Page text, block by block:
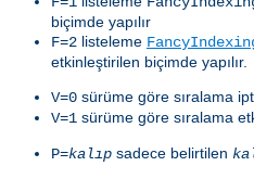
biçimde yapılır
F=2 listeleme
etkinleştirilen biçimde yapılır.
V=0 sürüme göre sıralama
V=1 sürüme göre sıralama
P=kalıp sadece belirtilen